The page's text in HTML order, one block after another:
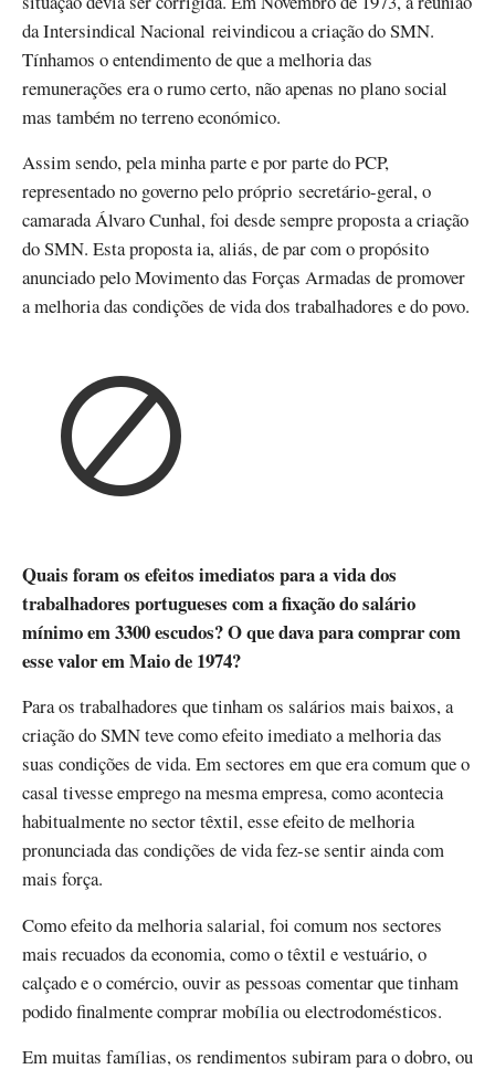
da Intersindical Nacional reivindicou a criação do SMN.
Tínhamos o entendimento de que a melhoria das
remunerações era o rumo certo, não apenas no plano social
mas também no terreno económico.
Assim sendo, pela minha parte e por parte do PCP,
representado no governo pelo próprio secretário-geral, o
camarada Álvaro Cunhal, foi desde sempre proposta a criação
do SMN. Esta proposta ia, aliás, de par com o propósito
anunciado pelo Movimento das Forças Armadas de promover
a melhoria das condições de vida dos trabalhadores e do povo.
Quais foram os efeitos imediatos para a vida dos
trabalhadores portugueses com a fixação do salário
mínimo em 3300 escudos? O que dava para comprar com
esse valor em Maio de 1974?
Para os trabalhadores que tinham os salários mais baixos, a
criação do SMN teve como efeito imediato a melhoria das
suas condições de vida. Em sectores em que era comum que o
casal tivesse emprego na mesma empresa, como acontecia
habitualmente no sector têxtil, esse efeito de melhoria
pronunciada das condições de vida fez-se sentir ainda com
mais força.
Como efeito da melhoria salarial, foi comum nos sectores
mais recuados da economia, como o têxtil e vestuário, o
calçado e o comércio, ouvir as pessoas comentar que tinham
podido finalmente comprar mobília ou electrodomésticos.
Em muitas famílias, os rendimentos subiram para o dobro, ou